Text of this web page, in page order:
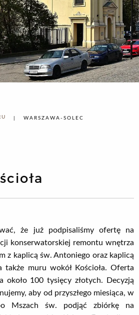
WARSZAWA-SOLEC
że już podpisaliśmy ofertę na
konserwatorskiej remontu wnętrza
z kaplicą św. Antoniego oraz kaplicą
także muru wokół Kościoła. Oferta
około 100 tysięcy złotych. Decyzją
aby od przyszłego miesiąca, w
Mszach św. podjąć zbiórkę na